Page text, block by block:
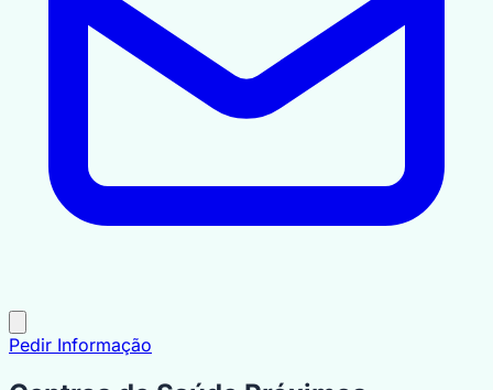
Pedir Informação